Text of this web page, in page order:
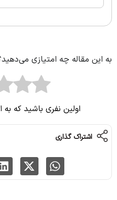
به این مقاله چه امتیازی
اولین نفری باشید که
اشتراک گذاری